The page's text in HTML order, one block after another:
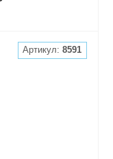
Артикул:8591